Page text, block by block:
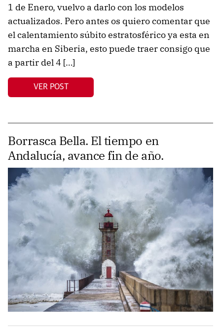
1 de Enero, vuelvo a darlo con los modelos
actualizados. Pero antes os quiero comentar que
el calentamiento súbito estratosférico ya esta en
marcha en Siberia, esto puede traer consigo que
a partir del 4 […]
VER POST
Borrasca Bella. El tiempo en
Andalucía, avance fin de año.